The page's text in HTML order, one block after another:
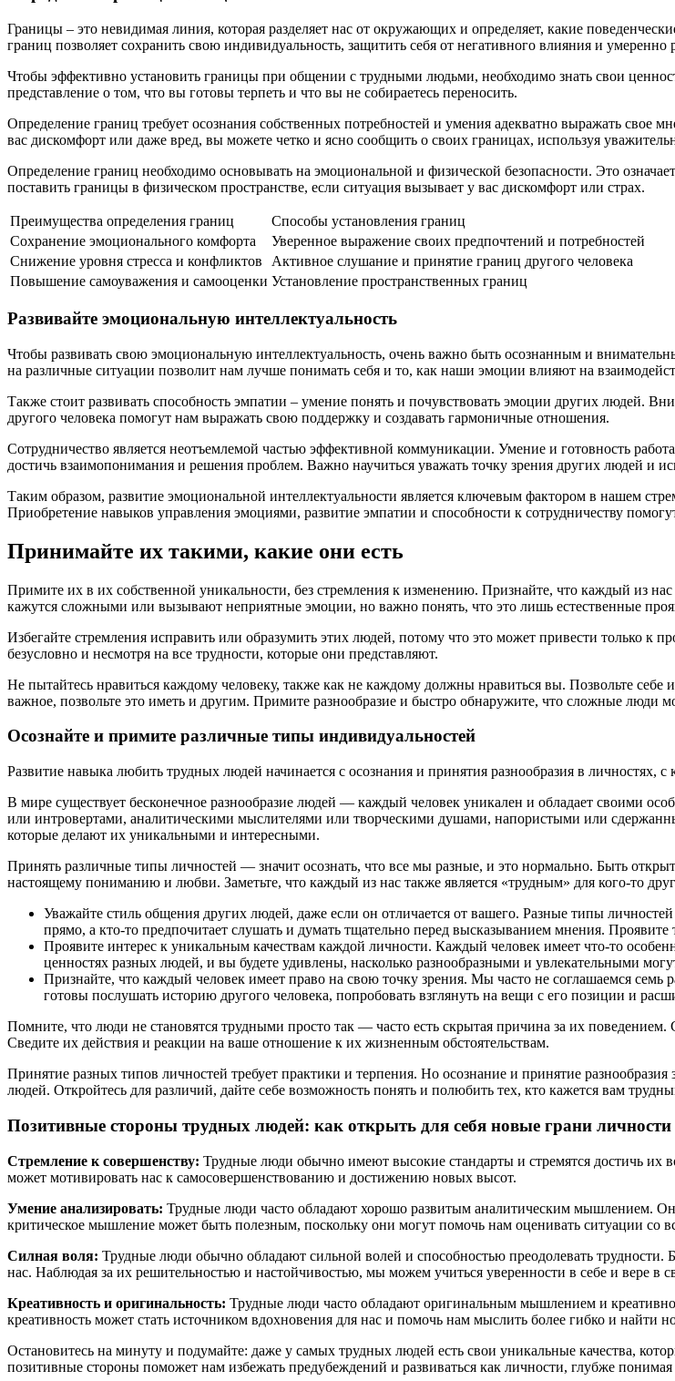
Границы – это невидимая линия, которая разделяет нас от окружающих и определяет, какие
границ позволяет сохранить свою индивидуальность, защитить себя от негативного влияния и
Чтобы эффективно установить границы при общении с трудными людьми, необходимо знать свои
представление о том, что вы готовы терпеть и что вы не собираетесь переносить.
Определение границ требует осознания собственных потребностей и умения адекватно выражать
вас дискомфорт или даже вред, вы можете четко и ясно сообщить о своих границах, используя
Определение границ необходимо основывать на эмоциональной и физической безопасности. Это
поставить границы в физическом пространстве, если ситуация вызывает у вас дискомфорт или страх.
Преимущества определения границ
Способы установления границ
Сохранение эмоционального комфорта
Уверенное выражение своих предпочтений и потребностей
Снижение уровня стресса и конфликтов
Активное слушание и принятие границ другого человека
Повышение самоуважения и самооценки Установление пространственных границ
Развивайте эмоциональную интеллектуальность
Чтобы развивать свою эмоциональную интеллектуальность, очень важно быть осознанным и
на различные ситуации позволит нам лучше понимать себя и то, как наши эмоции влияют на
Также стоит развивать способность эмпатии – умение понять и почувствовать эмоции других людей.
другого человека помогут нам выражать свою поддержку и создавать гармоничные отношения.
Сотрудничество является неотъемлемой частью эффективной коммуникации. Умение и готовность
достичь взаимопонимания и решения проблем. Важно научиться уважать точку зрения других людей и
Таким образом, развитие эмоциональной интеллектуальности является ключевым фактором в нашем
Приобретение навыков управления эмоциями, развитие эмпатии и способности к сотрудничеству
Принимайте их такими, какие они есть
Примите их в их собственной уникальности, без стремления к изменению. Признайте, что каждый из
кажутся сложными или вызывают неприятные эмоции, но важно понять, что это лишь естественные
Избегайте стремления исправить или образумить этих людей, потому что это может привести только к
безусловно и несмотря на все трудности, которые они представляют.
Не пытайтесь нравиться каждому человеку, также как не каждому должны нравиться вы. Позвольте
важное, позвольте это иметь и другим. Примите разнообразие и быстро обнаружите, что сложные люди
Осознайте и примите различные типы индивидуальностей
Развитие навыка любить трудных людей начинается с осознания и принятия разнообразия в личностях,
В мире существует бесконечное разнообразие людей — каждый человек уникален и обладает своими
или интровертами, аналитическими мыслителями или творческими душами, напористыми или
которые делают их уникальными и интересными.
Принять различные типы личностей — значит осознать, что все мы разные, и это нормально. Быть
настоящему пониманию и любви. Заметьте, что каждый из нас также является «трудным» для кого-то
Уважайте стиль общения других людей, даже если он отличается от вашего. Разные типы
прямо, а кто-то предпочитает слушать и думать тщательно перед высказыванием мнения.
Проявите интерес к уникальным качествам каждой личности. Каждый человек имеет что-то
ценностях разных людей, и вы будете удивлены, насколько разнообразными и увлекательными
Признайте, что каждый человек имеет право на свою точку зрения. Мы часто не соглашаемся семь
готовы послушать историю другого человека, попробовать взглянуть на вещи с его позиции и
Помните, что люди не становятся трудными просто так — часто есть скрытая причина за их
Сведите их действия и реакции на ваше отношение к их жизненным обстоятельствам.
Принятие разных типов личностей требует практики и терпения. Но осознание и принятие
людей. Откройтесь для различий, дайте себе возможность понять и полюбить тех, кто кажется вам
Позитивные стороны трудных людей: как открыть для себя новые грани личности
Стремление к совершенству: Трудные люди обычно имеют высокие стандарты и стремятся достичь их
может мотивировать нас к самосовершенствованию и достижению новых высот.
Умение анализировать: Трудные люди часто обладают хорошо развитым аналитическим мышлением.
критическое мышление может быть полезным, поскольку они могут помочь нам оценивать ситуации со
Силная воля: Трудные люди обычно обладают сильной волей и способностью преодолевать трудности.
нас. Наблюдая за их решительностью и настойчивостью, мы можем учиться уверенности в себе и вере в
Креативность и оригинальность: Трудные люди часто обладают оригинальным мышлением и
креативность может стать источником вдохновения для нас и помочь нам мыслить более гибко и найти
Остановитесь на минуту и подумайте: даже у самых трудных людей есть свои уникальные качества,
позитивные стороны поможет нам избежать предубеждений и развиваться как личности, глубже